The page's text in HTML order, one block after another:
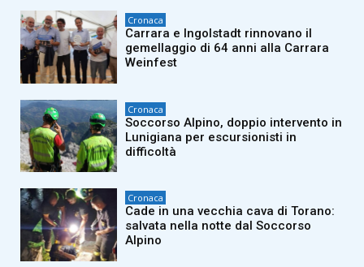
Cronaca
Carrara e Ingolstadt rinnovano il
gemellaggio di 64 anni alla Carrara
Weinfest
Cronaca
Soccorso Alpino, doppio intervento in
Lunigiana per escursionisti in
difficoltà
Cronaca
Cade in una vecchia cava di Torano:
salvata nella notte dal Soccorso
Alpino